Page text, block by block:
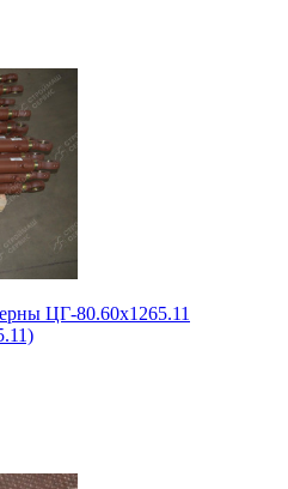
ЦГ-80.60х1265.11